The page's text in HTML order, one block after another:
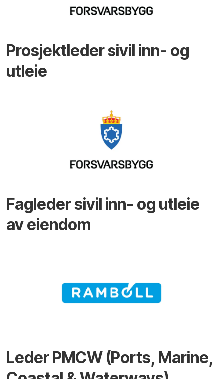
Prosjektleder sivil inn- og
utleie
Fagleder sivil inn- og utleie
av eiendom
Leder PMCW (Ports, Marine,